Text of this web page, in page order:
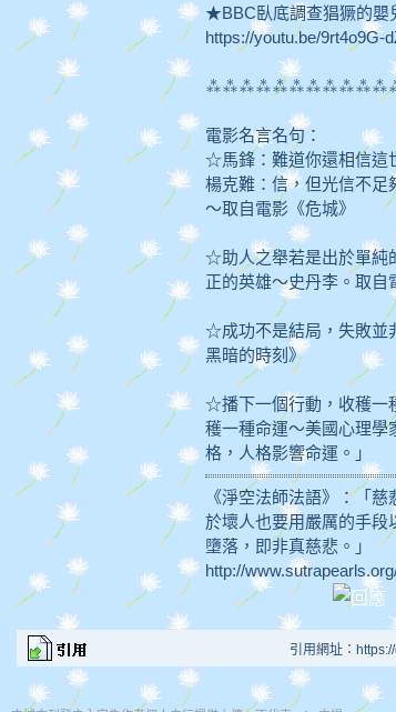
★BBC臥底調查猖獗的嬰
https://youtu.be/9rt4o9G-
電影名言名句：
☆馬鋒：難道你還相信這
楊克難：信，但光信不足
～取自電影《危城》
☆助人之舉若是出於單純
正的英雄～史丹李。取自
☆成功不是結局，失敗並
黑暗的時刻》
☆播下一個行動，收穫一
穫一種命運～美國心理學
格，人格影響命運。」
《淨空法師法語》：「
於壞人也要用嚴厲的手段
墮落，即非真慈悲。」
http://
引用網址：